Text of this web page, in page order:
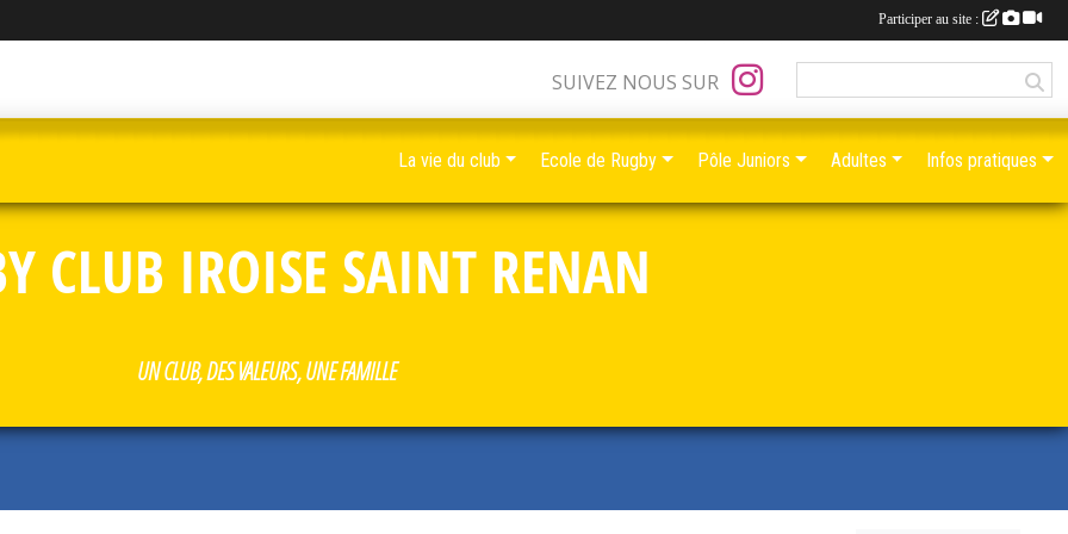
CLUB IROISE SAINT RENAN
UN CLUB, DES VALEURS, UNE FAMILLE
SUIVEZ NOUS SUR
La vie du club Ecole de Rugby Pôle Juniors Adultes Infos pratiques
Participer au site :